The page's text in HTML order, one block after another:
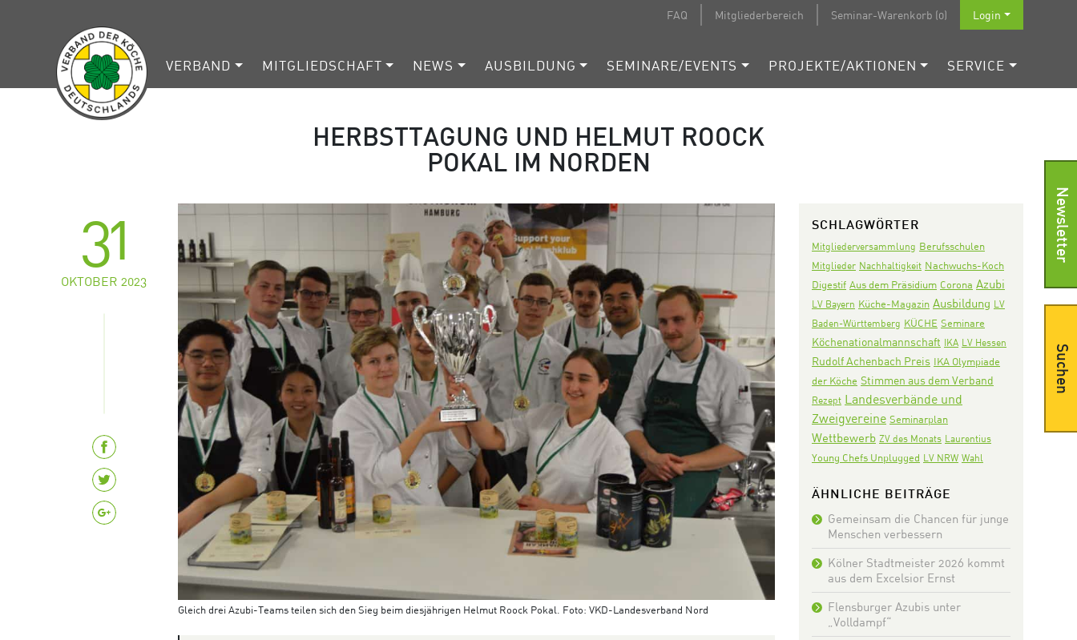
FAQ Mitgliederbereich Seminar-Warenkorb (0) Login
VERBAND MITGLIEDSCHAFT NEWS AUSBILDUNG SEMINARE/EVENTS PROJEKTE/AKTIONEN SERVICE
HERBSTTAGUNG UND HELMUT ROOCK
POKAL IM NORDEN
31
OKTOBER 2023
Gleich drei Azubi-Teams teilen sich den Sieg beim diesjährigen Helmut Roock Pokal. Foto: VKD-Landesverband Nord
SCHLAGWÖRTER
Mitgliederversammlung Berufsschulen
Mitglieder Nachhaltigkeit Nachwuchs-Koch
Digestif Aus dem Präsidium Corona Azubi
LV Bayern Küche-Magazin Ausbildung LV
Baden-Württemberg KÜCHE Seminare
Köchenationalmannschaft IKA LV Hessen
Rudolf Achenbach Preis IKA Olympiade
der Köche Stimmen aus dem Verband
Rezept Landesverbände und
Zweigvereine Seminarplan
Wettbewerb ZV des Monats Laurentius
Young Chefs Unplugged LV NRW Wahl
ÄHNLICHE BEITRÄGE
Gemeinsam die Chancen für junge
Menschen verbessern
Kölner Stadtmeister 2026 kommt
aus dem Excelsior Ernst
Flensburger Azubis unter
„Volldampf“
Newsletter
Suchen